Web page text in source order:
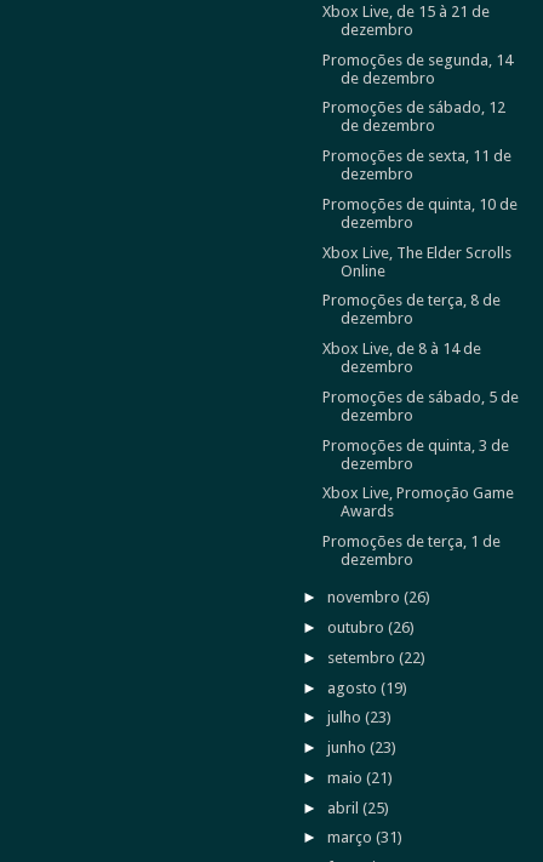
Xbox Live, de 15 à 21 de
dezembro
Promoções de segunda, 14
de dezembro
Promoções de sábado, 12
de dezembro
Promoções de sexta, 11 de
dezembro
Promoções de quinta, 10 de
dezembro
Xbox Live, The Elder Scrolls
Online
Promoções de terça, 8 de
dezembro
Xbox Live, de 8 à 14 de
dezembro
Promoções de sábado, 5 de
dezembro
Promoções de quinta, 3 de
dezembro
Xbox Live, Promoção Game
Awards
Promoções de terça, 1 de
dezembro
►novembro(26)
►outubro(26)
► setembro(22)
► agosto(19)
►julho(23)
►junho(23)
►maio(21)
► abril(25)
►março(31)